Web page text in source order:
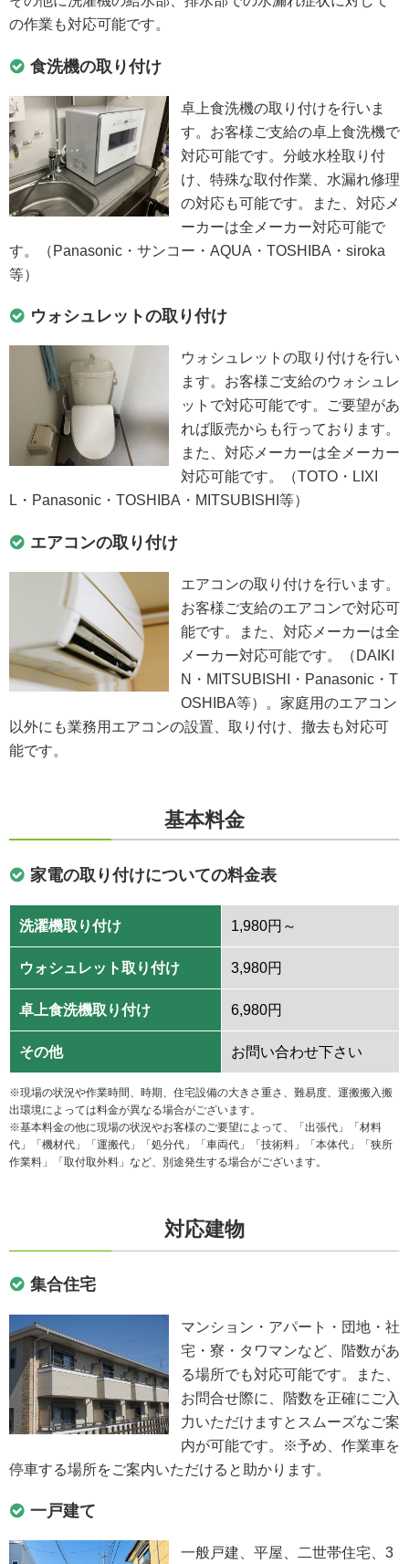
の作業も対応可能です。
食洗機の取り付け
卓上食洗機の取り付けを行いま
す。お客様ご支給の卓上食洗機で
対応可能です。分岐水栓取り付
け、特殊な取付作業、水漏れ修理
の対応も可能です。また、対応メ
ーカーは全メーカー対応可能で
す。（Panasonic・サンコー・AQUA・TOSHIBA・siroka
等）
ウォシュレットの取り付け
ウォシュレットの取り付けを行い
ます。お客様ご支給のウォシュレ
ットで対応可能です。ご要望があ
れば販売からも行っております。
また、対応メーカーは全メーカー
対応可能です。（TOTO・LIXI
L・Panasonic・TOSHIBA・MITSUBISHI等）
エアコンの取り付け
エアコンの取り付けを行います。
お客様ご支給のエアコンで対応可
能です。また、対応メーカーは全
メーカー対応可能です。（DAIKI
N・MITSUBISHI・Panasonic・T
OSHIBA等）。家庭用のエアコン
以外にも業務用エアコンの設置、取り付け、撤去も対応可
能です。
基本料金
家電の取り付けについての料金表
洗濯機取り付け 1,980円～
ウォシュレット取り付け 3,980円
卓上食洗機取り付け 6,980円
その他 お問い合わせ下さい
※現場の状況や作業時間、時期、住宅設備の大きさ重さ、難易度、運搬搬入搬
出環境によっては料金が異なる場合がございます。
※基本料金の他に現場の状況やお客様のご要望によって、「出張代」「材料
代」「機材代」「運搬代」「処分代」「車両代」「技術料」「本体代」「狭所
作業料」「取付取外料」など、別途発生する場合がございます。
対応建物
集合住宅
マンション・アパート・団地・社
宅・寮・タワマンなど、階数があ
る場所でも対応可能です。また、
お問合せ際に、階数を正確にご入
力いただけますとスムーズなご案
内が可能です。※予め、作業車を
停車する場所をご案内いただけると助かります。
一戸建て
一般戸建、平屋、二世帯住宅、3